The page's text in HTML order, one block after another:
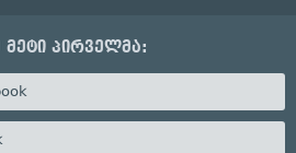
მეტი პირველმა: